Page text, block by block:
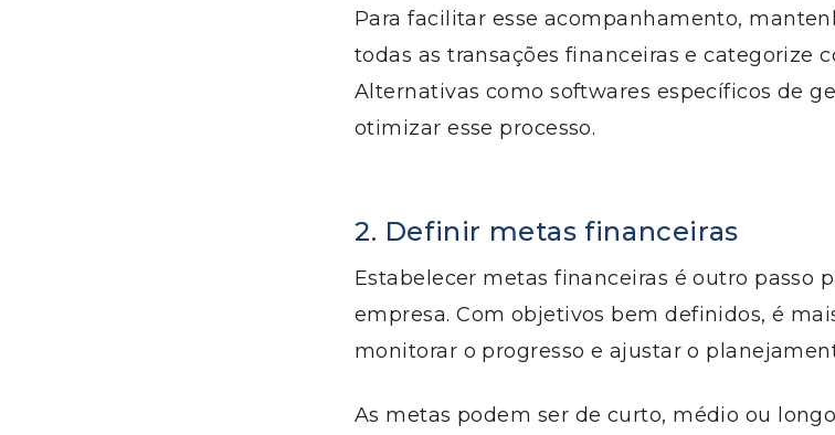
Para facilitar esse acompanhamento,
todas as transações financeiras e categorize
Alternativas como softwares específicos de
otimizar esse processo.
2. Definir metas financeiras
Estabelecer metas financeiras é outro passo
empresa. Com objetivos bem definidos, é
monitorar o progresso e ajustar o
As metas podem ser de curto, médio ou